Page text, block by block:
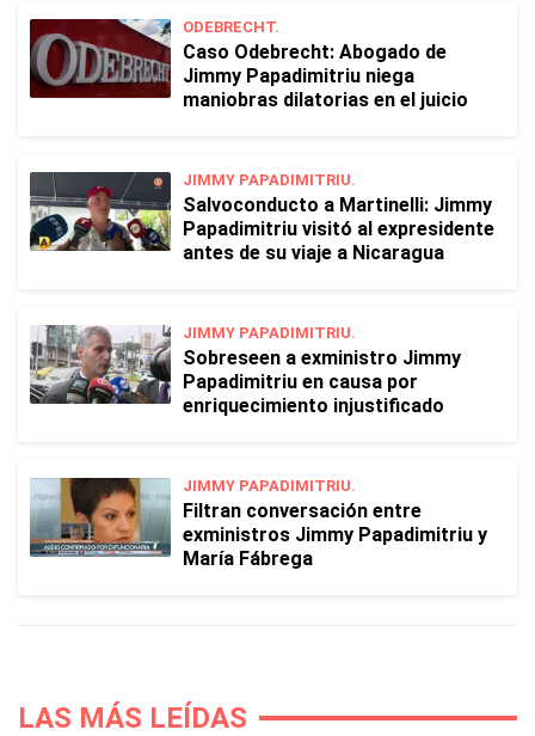
ODEBRECHT.
Caso Odebrecht: Abogado de
Jimmy Papadimitriu niega
maniobras dilatorias en el juicio
JIMMY PAPADIMITRIU.
Salvoconducto a Martinelli: Jimmy
Papadimitriu visitó al expresidente
antes de su viaje a Nicaragua
JIMMY PAPADIMITRIU.
Sobreseen a exministro Jimmy
Papadimitriu en causa por
enriquecimiento injustificado
JIMMY PAPADIMITRIU.
Filtran conversación entre
exministros Jimmy Papadimitriu y
María Fábrega
LAS MÁS LEÍDAS